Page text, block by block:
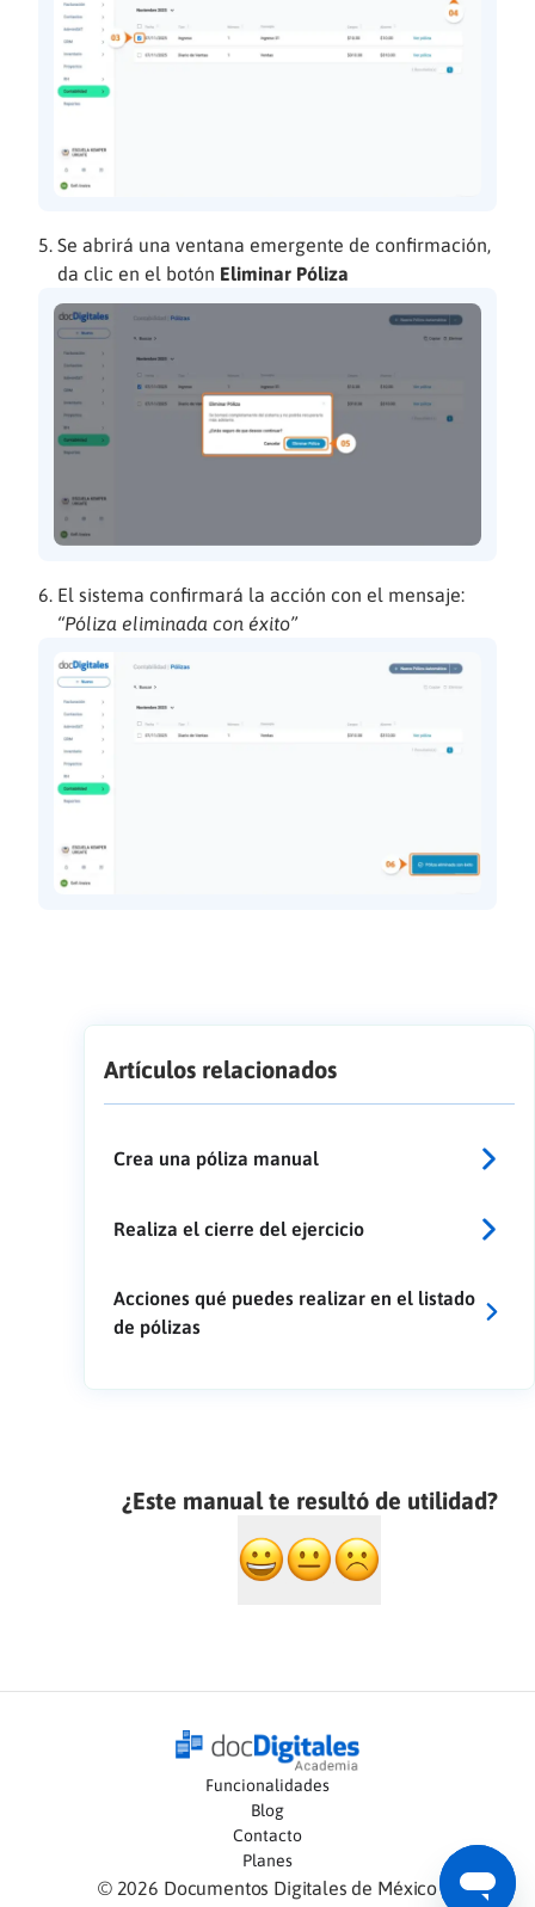
Se abrirá una ventana emergente de confirmación,
da clic en el botón Eliminar Póliza
El sistema confirmará la acción con el mensaje:
“Póliza eliminada con éxito”
Artículos relacionados
Crea una póliza manual
Realiza el cierre del ejercicio
Acciones qué puedes realizar en el listado
de pólizas
¿Este manual te resultó de utilidad?
Funcionalidades
Blog
Contacto
Planes
© 2026 Documentos Digitales de México